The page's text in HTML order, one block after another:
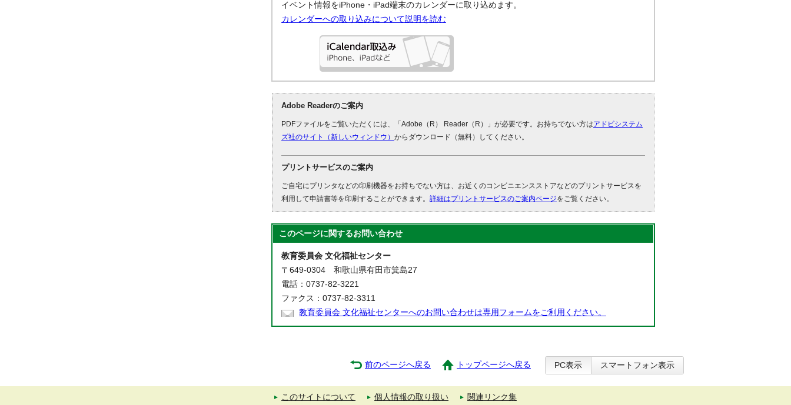
イベント情報をiPhone・iPad端末のカレンダーに取り込めます。
カレンダーへの取り込みについて説明を読む
Adobe Readerのご案内
PDFファイルをご覧いただくには、「Adobe（R） Reader（R）」が必要です。お持ちでない方はアドビシステム
ズ社のサイト（新しいウィンドウ） からダウンロード（無料）してください。
プリントサービスのご案内
ご自宅にプリンタなどの印刷機器をお持ちでない方は、お近くのコンビニエンスストアなどのプリントサービスを
利用して申請書等を印刷することができます。 詳細はプリントサービスのご案内ページをご覧ください。
このページに関するお問い合わせ
教育委員会 文化福祉センター
〒649-0304 和歌山県有田市箕島27
電話：0737-82-3221
ファクス：0737-82-3311
教育委員会 文化福祉センターへのお問い合わせは専用フォームをご利用ください。
前のページへ戻る トップページへ戻る PC表示 スマートフォン表示
このサイトについて 個人情報の取り扱い 関連リンク集